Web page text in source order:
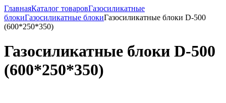
ГлавнаяКаталог товаровГазосиликатные
блокиГазосиликатные блокиГазосиликатные блоки D-500
(600*250*350)
Газосиликатные блоки D-500
(600*250*350)